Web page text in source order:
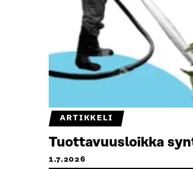
ARTIKKELI
Tuottavuusloikka
1.7.2026